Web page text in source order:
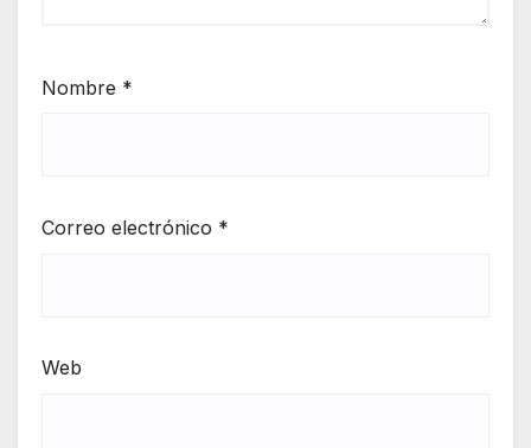
Nombre *
Correo electrónico *
Web